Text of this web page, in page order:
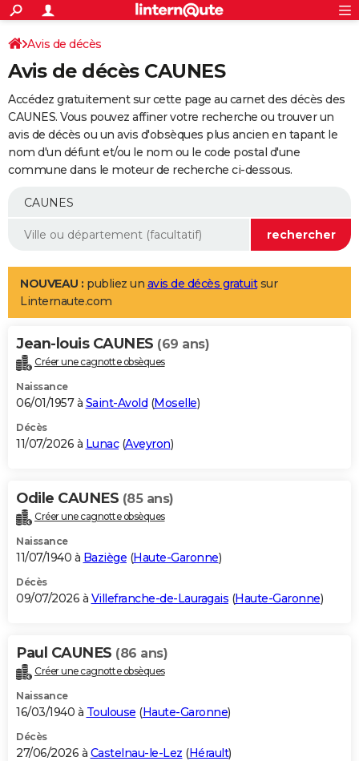
ACTUALITÉS
Politique
Société
Faits Divers
Education
Monde
Villes
+
SPORT
Coupe du monde 2026
Football
Tennis
Cyclisme
Rugby
Forum
Programme TV
TNT
Streaming
Cinéma
Sorties cinéma
Musique
+
FINANCE
Retraite
Epargne
Immobilier
Risques naturels par ville
Banque
Assurance
AUTO
Essais
Réserver un essai
Citadines
Berlines
SUV
Forum auto
+
Mobiles
Meilleur smartphone
Internet
Ordinateurs
Jeux vidéo
Guide high-tech
Aménagement intérieur
LIFESTYLE
Art de vivre
Bien-être
Loisirs
Mode
Modes de vie
Alimentation
Guide de la santé
Maladies
Médicaments
Sommeil
VOYAGE
Destinations
City break
Voyage nature
Voyage de noces
Forum
Climat
+PHOTO
GUIDES D'ACHAT
BONS PLANS
Carte de Noël
Carte Bonne année
Carte Saint-Valentin
Carte Pâques
Carte d'anniversaire
DICTIONNAIRE
Dictionnaire
Biographies
Citations
Expressions
Proverbes
PROGRAMME TV
S'inscrire
Se connecter
Lycées
Collèges
Primaires
Universités
Entreprises
Service militaire
Avis de recherche
AVIS DE DÉCÈS
Bricolage
Lifestyle
Culture
Sport
Auto
Television
Voyage
Cinema
Avis de décès
Avis de décès CAUNES
Accédez gratuitement sur cette page au carnet des décès des
CAUNES. Vous pouvez affiner votre recherche ou trouver un
avis de décès ou un avis d'obsèques plus ancien en tapant le
nom d'un défunt et/ou le nom ou le code postal d'une
commune dans le moteur de recherche ci-dessous.
NOUVEAU : publiez un avis de décès gratuitsur
Linternaute.com
Jean-louis CAUNES (69 ans)
Créer une cagnotte obsèques
Naissance
06/01/1957 à Saint-Avold (Moselle)
Décès
11/07/2026 à Lunac(Aveyron)
Odile CAUNES (85 ans)
Créer une cagnotte obsèques
Naissance
11/07/1940 à Baziège (Haute-Garonne)
Décès
09/07/2026 à Villefranche-de-Lauragais (Haute-Garonne)
Paul CAUNES (86 ans)
Créer une cagnotte obsèques
Naissance
16/03/1940 à Toulouse (Haute-Garonne)
Décès
27/06/2026 à Castelnau-le-Lez (Hérault)